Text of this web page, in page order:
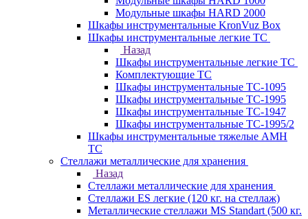
Модульные шкафы HARD 2000
Шкафы инструментальные KronVuz Box
Шкафы инструментальные легкие ТС
Назад
Шкафы инструментальные легкие ТС
Комплектующие ТС
Шкафы инструментальные TC-1095
Шкафы инструментальные TC-1995
Шкафы инструментальные ТС-1947
Шкафы инструментальные ТС-1995/2
Шкафы инструментальные тяжелые AMH
TC
Стеллажи металлические для хранения
Назад
Стеллажи металлические для хранения
Стеллажи ES легкие (120 кг. на стеллаж)
Металлические стеллажи MS Standart (500 кг.